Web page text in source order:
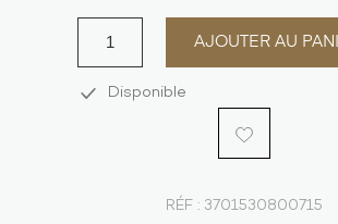
AJOUTER AU
Disponible
RÉF : 3701530800715